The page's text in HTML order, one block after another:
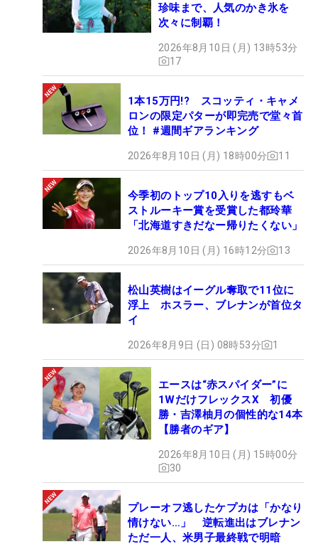
珍味まで、人気のかき氷を
次々に制覇！
2026年8月10日 (月) 13時53分
17
1本15万円!? スコッティ・キャメ
ロンの限定パターが即完売で堂々首
位！ #週間ギアランキング
2026年8月10日 (月) 18時00分 11
今季初のトップ10入りを逃すもベ
ストルーキー賞を受賞した都玲華
「北海道すきだなー帰りたくない」
2026年8月10日 (月) 16時12分 13
松山英樹はイーグル奪取で11位に
浮上 ホスラー、ブレナンが首位タ
イ
2026年8月9日 (日) 08時53分 1
エースは“赤スパイダー”に
1WだけフレックスX 初優
勝・吉澤柚月の個性的な14本
【勝者のギア】
2026年8月10日 (月) 15時00分
30
プレーオフ逃したケプカは「かなり
情けない…」 逆転進出はブレナン
ただ一人、米男子最終戦で明暗